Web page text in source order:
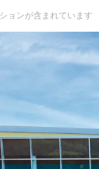
ョンが含まれています